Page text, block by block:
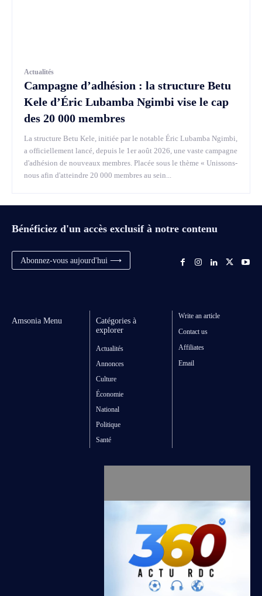
Actualités
Campagne d’adhésion : la structure Betu
Kele d’Éric Lubamba Ngimbi vise le cap
des 20 000 membres
La structure Betu Kele, initiée par le notable Éric Lubamba Ngimbi,
a officiellement lancé, depuis le 1er août 2026, une vaste campagne
d'adhésion de nouveaux membres. Placée sous le thème « Unissons-
nous afin d'atteindre 20 000 membres au sein...
Bénéficiez d'un accès exclusif à notre contenu
Abonnez-vous aujourd'hui ⟶
Amsonia Menu
Catégories à
explorer
Actualités
Annonces
Culture
Économie
National
Politique
Santé
Write an article
Contact us
Affiliates
Email